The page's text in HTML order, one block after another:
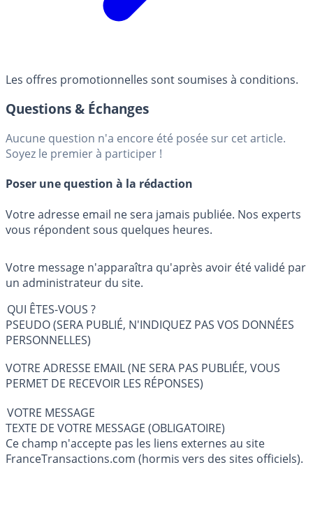
Les offres promotionnelles sont soumises à conditions.
Questions & Échanges
Aucune question n'a encore été posée sur cet article.
Soyez le premier à participer !
Poser une question à la rédaction
Votre adresse email ne sera jamais publiée. Nos experts
vous répondent sous quelques heures.
Votre message n'apparaîtra qu'après avoir été validé par
un administrateur du site.
QUI ÊTES-VOUS ?
PSEUDO (SERA PUBLIÉ, N'INDIQUEZ PAS VOS DONNÉES
PERSONNELLES)
VOTRE ADRESSE EMAIL (NE SERA PAS PUBLIÉE, VOUS
PERMET DE RECEVOIR LES RÉPONSES)
VOTRE MESSAGE
TEXTE DE VOTRE MESSAGE (OBLIGATOIRE)
Ce champ n'accepte pas les liens externes au site
FranceTransactions.com (hormis vers des sites officiels).